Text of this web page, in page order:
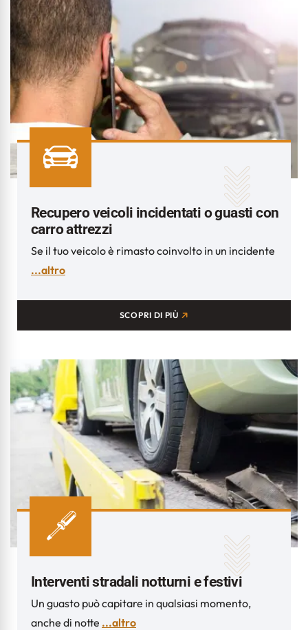
Recupero veicoli incidentati o guasti con
carro attrezzi
Se il tuo veicolo è rimasto coinvolto in un incidente
...altro
SCOPRI DI PIÙ
Interventi stradali notturni e festivi
Un guasto può capitare in qualsiasi momento,
anche di notte ...altro